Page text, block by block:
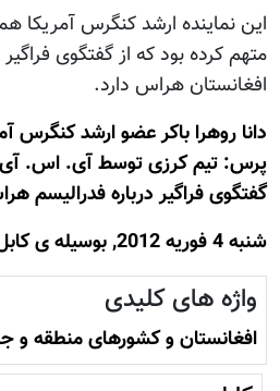
این نماینده ارشد کنگرس آمریکا
متهم کرده بود که از گفتگوی فراگیر
افغانستان هراس دارد.
دانا روهرا باکر عضو ارشد کنگرس
پرس: تیم کرزی توسط آی. اس. آی
گفتگوی فراگیر درباره فدرالیسم
شنبه 4 فوريه 2012, بوسيله ى کابل پرس
واژه های کلیدی
افغانستان و کشورهای منطقه و